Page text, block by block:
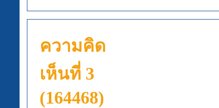
ความคิด
เห็นที่ 3
(164468)